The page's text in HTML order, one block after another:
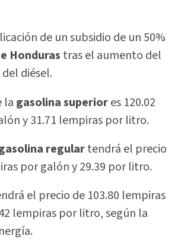
de un subsidio de un 50%
Honduras tras el aumento del
diésel.
la gasolina superiores 120.02
y 31.71 lempiras por litro.
regulartendrá el precio
por galón y 29.39 por litro.
el precio de 103.80 lempiras
lempiras por litro, según la